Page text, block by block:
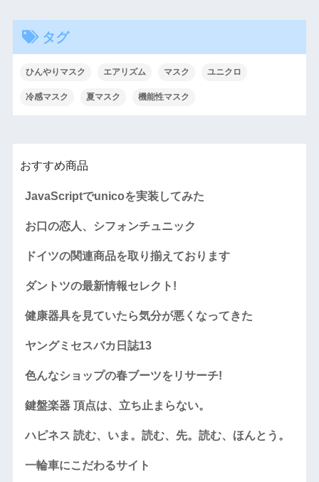
タグ
ひんやりマスク エアリズム マスク ユニクロ
冷感マスク 夏マスク 機能性マスク
おすすめ商品
JavaScriptでunicoを実装してみた
お口の恋人、シフォンチュニック
ドイツの関連商品を取り揃えております
ダントツの最新情報セレクト!
健康器具を見ていたら気分が悪くなってきた
ヤングミセスバカ日誌13
色んなショップの春ブーツをリサーチ!
鍵盤楽器 頂点は、立ち止まらない。
ハピネス 読む、いま。読む、先。読む、ほんとう。
一輪車にこだわるサイト